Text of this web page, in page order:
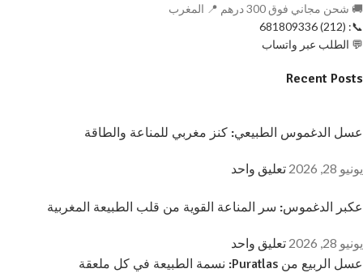
🚚 شحن مجاني فوق 300 درهم 📍 المغرب
📞: (212) 681809336
💬 الطلب عبر واتساب
Recent Posts
عسل الدغموس الطبيعي: كنز مغربي للمناعة والطاقة
يونيو 28, 2026 تعليق واحد
عكبر الدغموس: سر المناعة القوية من قلب الطبيعة المغربية
يونيو 28, 2026 تعليق واحد
عسل الربيع من Puratlas: نسمة الطبيعة في كل ملعقة